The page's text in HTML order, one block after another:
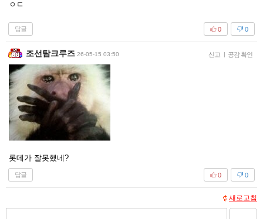
ㅇㄷ
답글 0
0
조선탐크루즈 26-05-15 03:50 신고 | 공감 확인
롯데가 잘못했네?
답글 0
0
새로고침